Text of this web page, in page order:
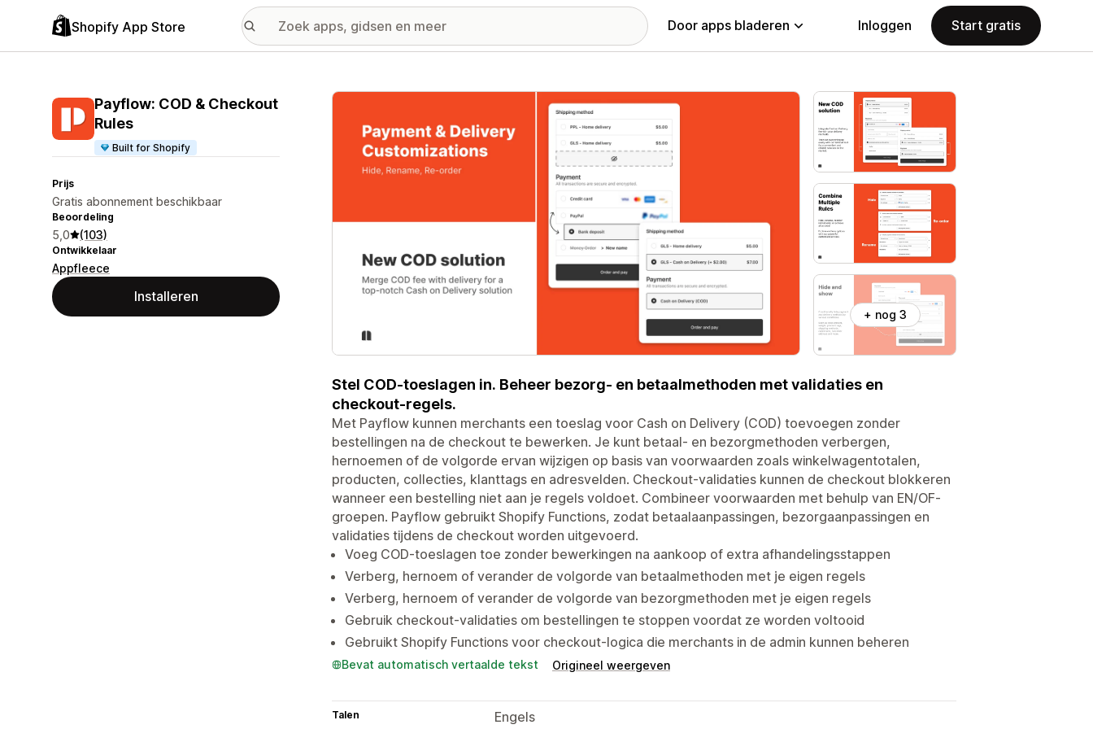
Shopify App Store Door apps bladeren Inloggen Start gratis
Payflow: COD & Checkout
Rules
Built for Shopify
Prijs
Gratis abonnement beschikbaar
Beoordeling
5,0 (103)
Ontwikkelaar
Appfleece
Installeren
Galerij met uitgelichte afbeeldingen
+ nog 3
Stel COD-toeslagen in. Beheer bezorg- en betaalmethoden met validaties en
checkout-regels.
Met Payflow kunnen merchants een toeslag voor Cash on Delivery (COD) toevoegen zonder
bestellingen na de checkout te bewerken. Je kunt betaal- en bezorgmethoden verbergen,
hernoemen of de volgorde ervan wijzigen op basis van voorwaarden zoals winkelwagentotalen,
producten, collecties, klanttags en adresvelden. Checkout-validaties kunnen de checkout blokkeren
wanneer een bestelling niet aan je regels voldoet. Combineer voorwaarden met behulp van EN/OF-
groepen. Payflow gebruikt Shopify Functions, zodat betaalaanpassingen, bezorgaanpassingen en
validaties tijdens de checkout worden uitgevoerd.
Voeg COD-toeslagen toe zonder bewerkingen na aankoop of extra afhandelingsstappen
Verberg, hernoem of verander de volgorde van betaalmethoden met je eigen regels
Verberg, hernoem of verander de volgorde van bezorgmethoden met je eigen regels
Gebruik checkout-validaties om bestellingen te stoppen voordat ze worden voltooid
Gebruikt Shopify Functions voor checkout-logica die merchants in de admin kunnen beheren
Bevat automatisch vertaalde tekst Origineel weergeven
Talen
Engels